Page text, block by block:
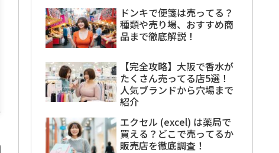
ドンキで便箋は売ってる？
種類や売り場、おすすめ商
品まで徹底解説！
【完全攻略】大阪で香水が
たくさん売ってる店5選！
人気ブランドから穴場まで
紹介
エクセル (excel) は薬局で
買える？どこで売ってるか
販売店を徹底調査！